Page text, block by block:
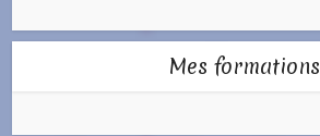
Mes formations